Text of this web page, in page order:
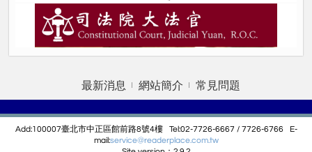
最新消息 網站簡介 常見問題
Add:100007臺北市中正區館前路8號4樓 Tel:02-7726-6667 / 7726-6766 E-
mail:service@readerplace.com.tw